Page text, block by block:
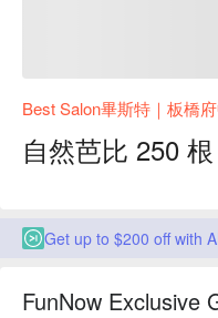
Best Salon畢斯特｜板橋
自然芭比 250
Get up to $200 off with
FunNow Exclusive